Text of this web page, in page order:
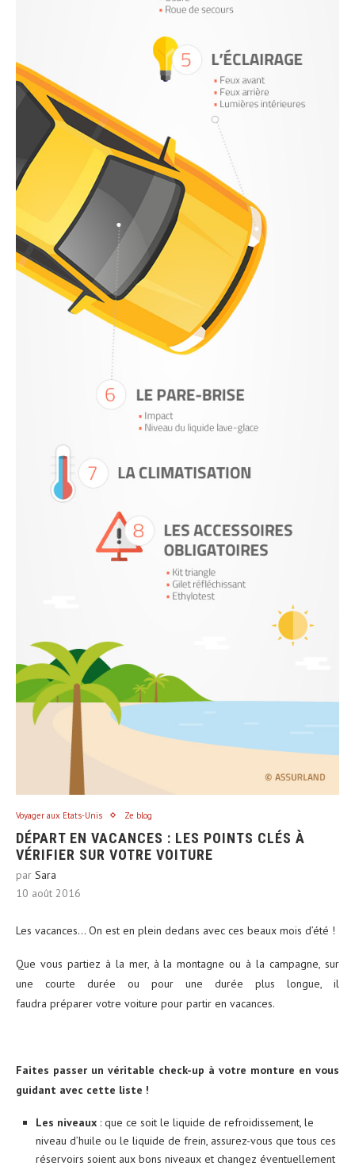
Voyager aux Etats-Unis Ze blog
DÉPART EN VACANCES : LES POINTS CLÉS À
VÉRIFIER SUR VOTRE VOITURE
par Sara
10 août 2016
Les vacances… On est en plein dedans avec ces beaux mois d’été !
Que vous partiez à la mer, à la montagne ou à la campagne, sur
une courte durée ou pour une durée plus longue, il
faudra préparer votre voiture pour partir en vacances.
Faites passer un véritable check-up à votre monture en vous
guidant avec cette liste !
Les niveaux : que ce soit le liquide de refroidissement, le
niveau d’huile ou le liquide de frein, assurez-vous que tous ces
réservoirs soient aux bons niveaux et changez éventuellement